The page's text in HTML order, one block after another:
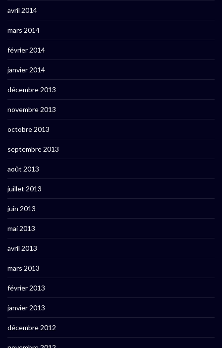
avril 2014
mars 2014
février 2014
janvier 2014
décembre 2013
novembre 2013
octobre 2013
septembre 2013
août 2013
juillet 2013
juin 2013
mai 2013
avril 2013
mars 2013
février 2013
janvier 2013
décembre 2012